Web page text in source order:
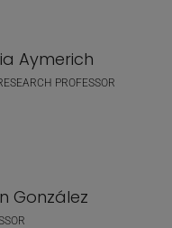
Aymerich
PROFESSOR
González